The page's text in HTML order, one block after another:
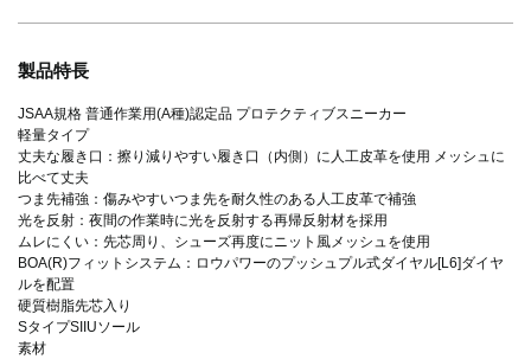
製品特長
JSAA規格 普通作業用(A種)認定品 プロテクティブスニーカー
軽量タイプ
丈夫な履き口：擦り減りやすい履き口（内側）に人工皮革を使用 メッシュに
比べて丈夫
つま先補強：傷みやすいつま先を耐久性のある人工皮革で補強
光を反射：夜間の作業時に光を反射する再帰反射材を採用
ムレにくい：先芯周り、シューズ再度にニット風メッシュを使用
BOA(R)フィットシステム：ロウパワーのプッシュプル式ダイヤル[L6]ダイヤ
ルを配置
硬質樹脂先芯入り
SタイプSIIUソール
素材